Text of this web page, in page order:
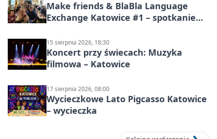
Make friends & BlaBla Language
Exchange Katowice #1 – spotkanie
15 sierpnia 2026, 18:30
Koncert przy świecach: Muzyka
filmowa – Katowice
17 sierpnia 2026, 08:00
Wycieczkowe Lato Pigcasso Katowice
– wycieczka